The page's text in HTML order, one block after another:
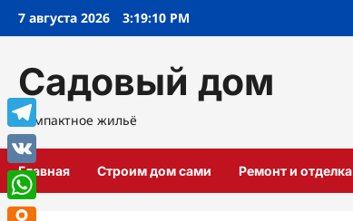
Перейти
7 августа 2026 3:19:11 PM
Садовый дом
Компактное жильё
Главная Строим дом сами Ремонт и отделка
Telegram
VK
WhatsApp